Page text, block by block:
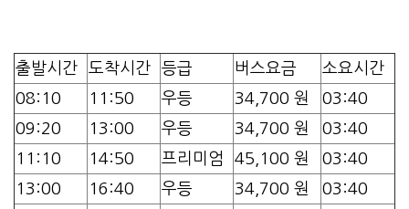
출발시간 도착시간 등급 버스요금
소요시간
08:10
11:50 우등 34,700 원
03:40
09:20
13:00 우등 34,700 원
03:40
11:10
14:50 프리미엄 45,100 원
03:40
13:00
16:40 우등 34,700 원
03:40